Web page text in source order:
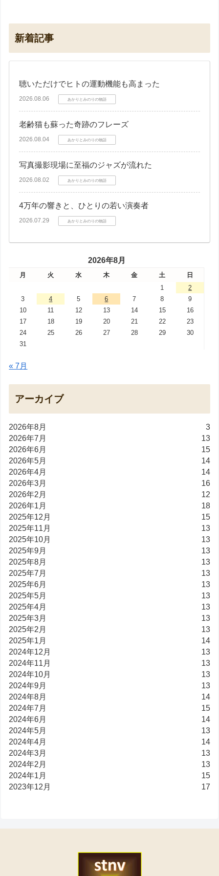
新着記事
聴いただけでヒトの運動機能も高まった
2026.08.06 あかりとみのりの物語
老齢猫も蘇った奇跡のフレーズ
2026.08.04 あかりとみのりの物語
写真撮影現場に至福のジャズが流れた
2026.08.02 あかりとみのりの物語
4万年の響きと、ひとりの若い演奏者
2026.07.29 あかりとみのりの物語
2026年8月
月 火 水 木 金 土
日
1
2
3
4 5 6 7 8
9
10
11 12 13 14 15
16
17
18 19 20 21 22
23
24
25 26 27 28 29
30
31
« 7月
アーカイブ
2026年8月
3
2026年7月
13
2026年6月
15
2026年5月
14
2026年4月
14
2026年3月
16
2026年2月
12
2026年1月
18
2025年12月
15
2025年11月
13
2025年10月
13
2025年9月
13
2025年8月
13
2025年7月
13
2025年6月
13
2025年5月
13
2025年4月
13
2025年3月
13
2025年2月
13
2025年1月
14
2024年12月
13
2024年11月
13
2024年10月
13
2024年9月
13
2024年8月
14
2024年7月
15
2024年6月
14
2024年5月
13
2024年4月
14
2024年3月
13
2024年2月
13
2024年1月
15
2023年12月
17